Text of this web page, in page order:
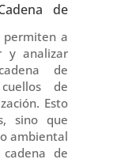
de
permiten a
y analizar
de
de
Esto
sino que
ambiental
de